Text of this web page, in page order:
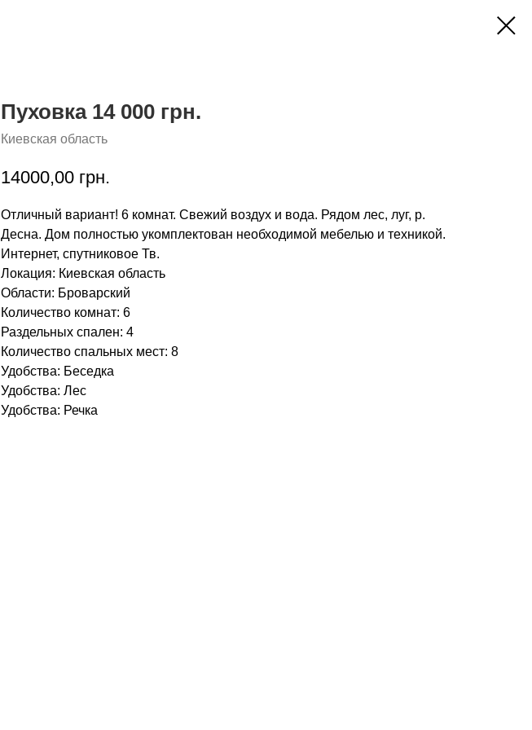
Пуховка 14 000 грн.
Киевская область
14000,00 грн.
Отличный вариант! 6 комнат. Свежий воздух и вода. Рядом лес, луг, р.
Десна. Дом полностью укомплектован необходимой мебелью и техникой.
Интернет, спутниковое Тв.
Локация: Киевская область
Области: Броварский
Количество комнат: 6
Раздельных спален: 4
Количество спальных мест: 8
Удобства: Беседка
Удобства: Лес
Удобства: Речка